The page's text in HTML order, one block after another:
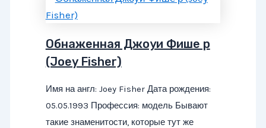
Обнаженная Джоуи Фише р
(Joey Fisher)
Имя на англ: Joey Fisher Дата рождения:
05.05.1993 Профессия: модель Бывают
такие знаменитости, которые тут же